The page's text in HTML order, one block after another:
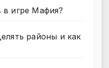
в игре Мафия?
районы и как